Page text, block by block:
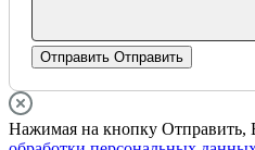
Отправить Отправить
Нажимая на кнопку Отправить,